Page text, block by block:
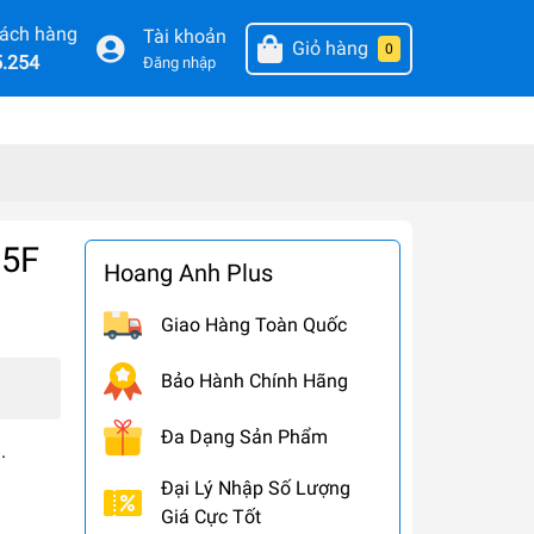
hàng
Tài khoản
Đăng nhập
Giỏ hàng 0
Hoang Anh Plus
Giao Hàng Toàn Quốc
Bảo Hành Chính Hãng
Đa Dạng Sản Phẩm
Đại Lý Nhập Số Lượng
Giá Cực Tốt